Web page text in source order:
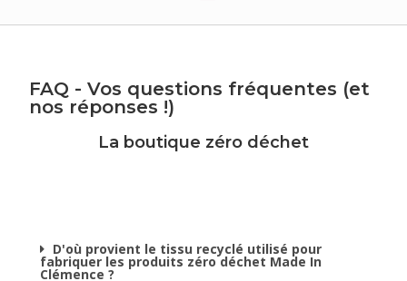
FAQ - Vos questions fréquentes (et
nos réponses !)
La boutique zéro déchet
D'où provient le tissu recyclé utilisé pour
fabriquer les produits zéro déchet Made In
Clémence ?